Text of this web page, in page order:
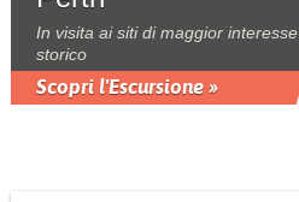
In visita ai siti di maggior interesse
storico
Scopri l'Escursione »